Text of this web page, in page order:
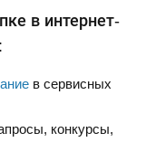
в интернет-
в сервисных
конкурсы,